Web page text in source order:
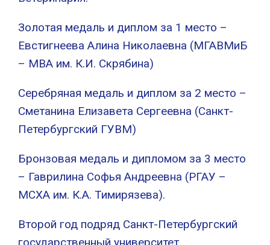
Золотая медаль и диплом за 1 место –
Евстигнеева Алина Николаевна (МГАВМиБ
– МВА им. К.И. Скрябина)
Серебряная медаль и диплом за 2 место –
Сметанина Елизавета Сергеевна (Санкт-
Петербургский ГУВМ)
Бронзовая медаль и дипломом за 3 место
– Гаврилина Софья Андреевна (РГАУ –
МСХА им. К.А. Тимирязева).
Второй год подряд Санкт-Петербургский